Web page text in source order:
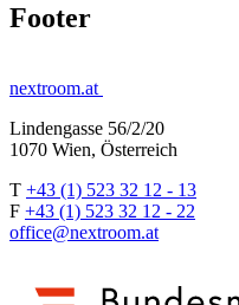
Footer
nextroom.at
Lindengasse 56/2/20
1070 Wien, Österreich
T +43 (1) 523 32 12 - 13
F +43 (1) 523 32 12 - 22
office@nextroom.at